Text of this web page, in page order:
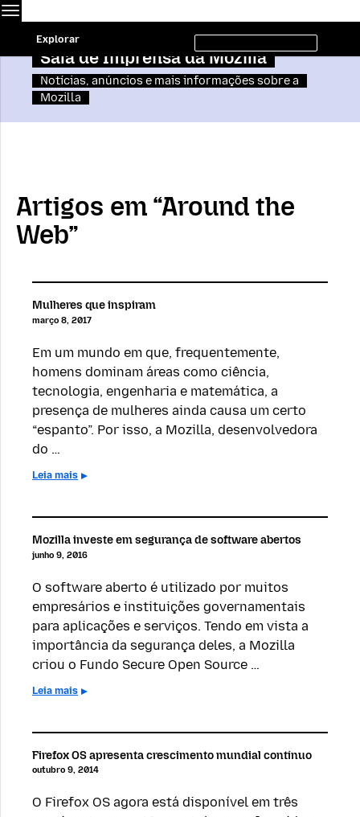
Sala de Imprensa da Mozilla
Notícias, anúncios e mais informações sobre a
Mozilla
Explorar
neste
site
Artigos em “Around the
Web”
Mulheres que inspiram
março 8, 2017
Em um mundo em que, frequentemente,
homens dominam áreas como ciência,
tecnologia, engenharia e matemática, a
presença de mulheres ainda causa um certo
“espanto”. Por isso, a Mozilla, desenvolvedora
do …
Leia mais
Mozilla investe em segurança de software abertos
junho 9, 2016
O software aberto é utilizado por muitos
empresários e instituições governamentais
para aplicações e serviços. Tendo em vista a
importância da segurança deles, a Mozilla
criou o Fundo Secure Open Source …
Leia mais
Firefox OS apresenta crescimento mundial contínuo
outubro 9, 2014
O Firefox OS agora está disponível em três